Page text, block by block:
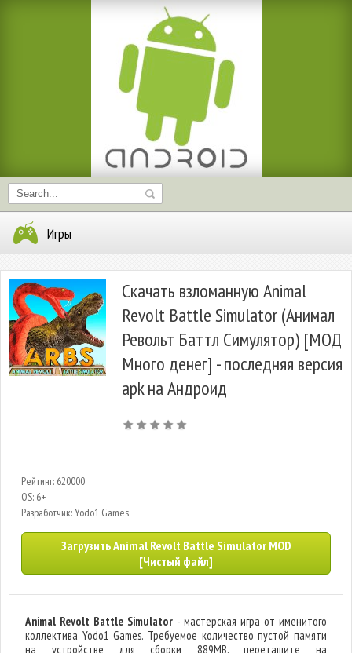
Игры
Скачать взломанную Animal
Revolt Battle Simulator (Анимал
Револьт Баттл Симулятор) [МОД
Много денег] - последняя версия
apk на Андроид
Рейтинг: 620000
OS: 6+
Разработчик: Yodo1 Games
Загрузить Animal Revolt Battle Simulator MOD
[Чистый файл]
Animal Revolt Battle Simulator - мастерская игра от именитого
коллектива Yodo1 Games. Требуемое количество пустой памяти
на устройстве для сборки 889MB, перетащите на